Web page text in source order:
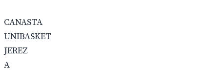
CANASTA
UNIBASKET
JEREZ
A